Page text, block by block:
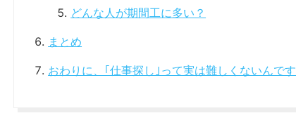
どんな人が期間工に多い？
まとめ
おわりに、｢仕事探し｣って実は難しくないんです